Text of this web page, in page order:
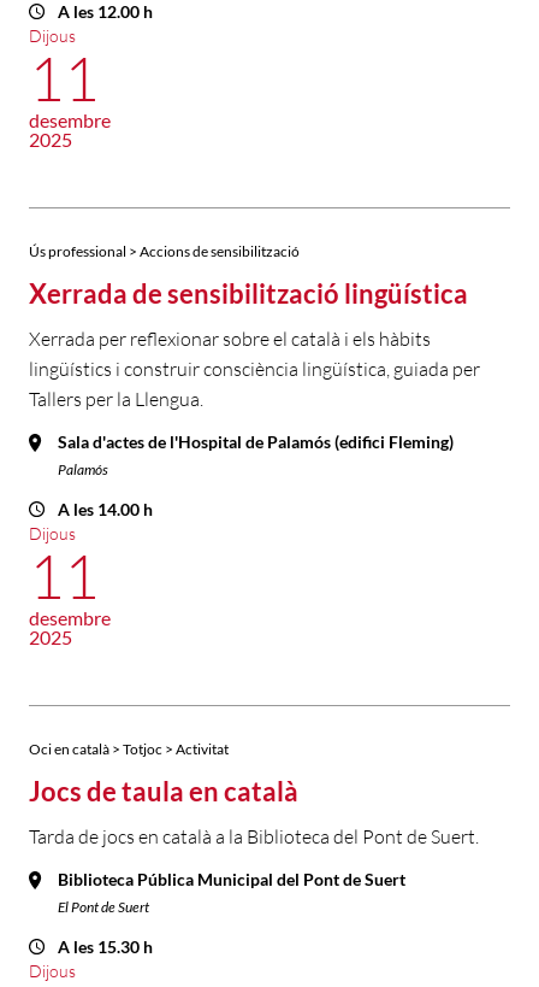
A les 12.00 h
Dijous
11
desembre
2025
Ús professional > Accions de sensibilització
Xerrada de sensibilització lingüística
Xerrada per reflexionar sobre el català i els hàbits
lingüístics i construir consciència lingüística, guiada per
Tallers per la Llengua.
Sala d'actes de l'Hospital de Palamós (edifici Fleming)
Palamós
A les 14.00 h
Dijous
11
desembre
2025
Oci en català > Totjoc > Activitat
Jocs de taula en català
Tarda de jocs en català a la Biblioteca del Pont de Suert.
Biblioteca Pública Municipal del Pont de Suert
El Pont de Suert
A les 15.30 h
Dijous